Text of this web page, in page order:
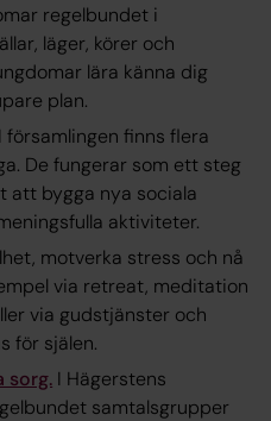
regelbundet i
läger, körer och
lära känna dig
plan.
I församlingen finns flera
De fungerar som ett steg
att bygga nya sociala
aktiviteter.
motverka stress och nå
via retreat, meditation
via gudstjänster och
för själen.
sorg. I Hägerstens
samtalsgrupper